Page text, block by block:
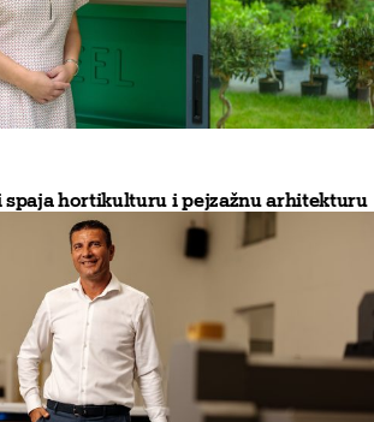
spaja hortikulturu i pejzažnu arhitekturu